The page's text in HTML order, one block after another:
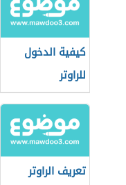
كيفية الدخول
للراوتر
تعريف الراوتر